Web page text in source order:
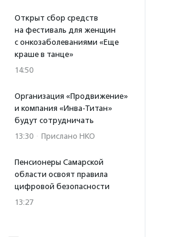
Открыт сбор средств
на фестиваль для женщин
с онкозаболеваниями «Еще
краше в танце»
14:50
Организация «Продвижение»
и компания «Инва-Титан»
будут сотрудничать
13:30 · Прислано НКО
Пенсионеры Самарской
области освоят правила
цифровой безопасности
13:27